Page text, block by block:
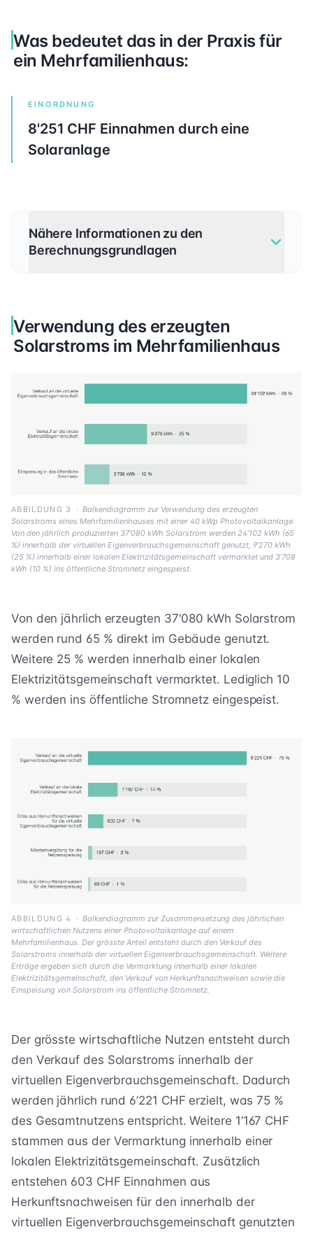
Was bedeutet das in der Praxis für
ein Mehrfamilienhaus:
EINORDNUNG
8'251 CHF Einnahmen durch eine
Solaranlage
Nähere Informationen zu den
Berechnungsgrundlagen
Verwendung des erzeugten
Solarstroms im Mehrfamilienhaus
ABBILDUNG 3 · Balkendiagramm zur Verwendung des erzeugten
Solarstroms eines Mehrfamilienhauses mit einer 40 kWp Photovoltaikanlage.
Von den jährlich produzierten 37’080 kWh Solarstrom werden 24’102 kWh (65
%) innerhalb der virtuellen Eigenverbrauchsgemeinschaft genutzt, 9’270 kWh
(25 %) innerhalb einer lokalen Elektrizitätsgemeinschaft vermarktet und 3’708
kWh (10 %) ins öffentliche Stromnetz eingespeist.
Von den jährlich erzeugten 37'080 kWh Solarstrom
werden rund 65 % direkt im Gebäude genutzt.
Weitere 25 % werden innerhalb einer lokalen
Elektrizitätsgemeinschaft vermarktet. Lediglich 10
% werden ins öffentliche Stromnetz eingespeist.
ABBILDUNG 4 · Balkendiagramm zur Zusammensetzung des jährlichen
wirtschaftlichen Nutzens einer Photovoltaikanlage auf einem
Mehrfamilienhaus. Der grösste Anteil entsteht durch den Verkauf des
Solarstroms innerhalb der virtuellen Eigenverbrauchsgemeinschaft. Weitere
Erträge ergeben sich durch die Vermarktung innerhalb einer lokalen
Elektrizitätsgemeinschaft, den Verkauf von Herkunftsnachweisen sowie die
Einspeisung von Solarstrom ins öffentliche Stromnetz.
Der grösste wirtschaftliche Nutzen entsteht durch
den Verkauf des Solarstroms innerhalb der
virtuellen Eigenverbrauchsgemeinschaft. Dadurch
werden jährlich rund 6’221 CHF erzielt, was 75 %
des Gesamtnutzens entspricht. Weitere 1’167 CHF
stammen aus der Vermarktung innerhalb einer
lokalen Elektrizitätsgemeinschaft. Zusätzlich
entstehen 603 CHF Einnahmen aus
Herkunftsnachweisen für den innerhalb der
virtuellen Eigenverbrauchsgemeinschaft genutzten